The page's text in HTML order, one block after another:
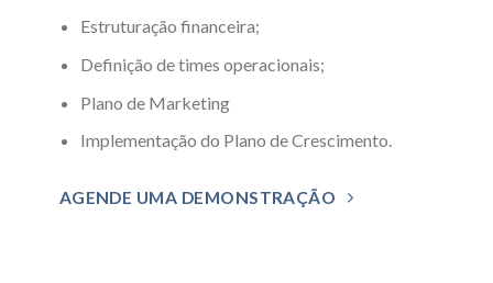
Estruturação financeira;
Definição de times operacionais;
Plano de Marketing
Implementação do Plano de Crescimento.
AGENDE UMA DEMONSTRAÇÃO